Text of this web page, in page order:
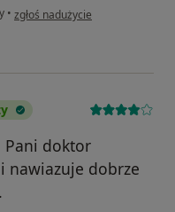
• w opinii użytkownika Anna K.
zgłoś nadużycie
Pani doktor
nawiazuje dobrze